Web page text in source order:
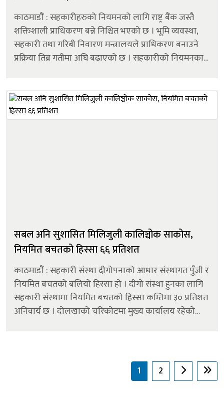
काठमाडौं : सहकारीहरुको नियमनको लागि राष्ट्र बैंक जस्तै
शक्तिशाली प्राधिकरण बन्ने निश्चित भएको छ । भूमि व्यवस्था,
सहकारी तथा गरिबी निवारण मन्त्रालयले प्राधिकरण बनाउने
प्रक्रिया तिब्र गतीमा अघि बढाएको छ । सहकारीको नियमनका
सबल अनि सुशासित मिलिजुली कालिञ्चोक साकोस,
नियमित बचतको हिस्सा ६६ प्रतिशत
काठमाडौं : सहकारी संस्था दीगोपनाको आधार संस्थागत पुँजी र
नियमित बचतको बलियो हिस्सा हो । दीगो संस्था हुनका लागि
सहकारी संस्थामा नियमित बचतको हिस्सा कम्तिमा ३० प्रतिशत
अनिवार्य छ । दोलखाको चरिकोटमा मुख्य कार्यालय रहेको
1 2